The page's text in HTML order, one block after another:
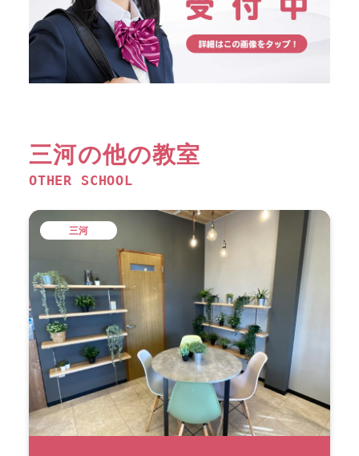
三河の他の教室
OTHER SCHOOL
三河